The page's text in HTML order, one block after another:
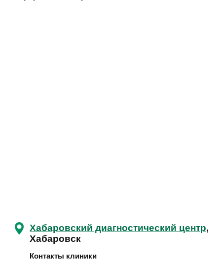
Хабаровский диагностический центр,
Хабаровск
Контакты клиники